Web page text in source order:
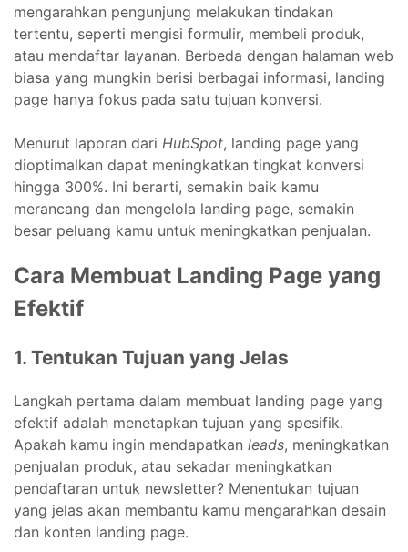
mengarahkan pengunjung melakukan tindakan
tertentu, seperti mengisi formulir, membeli produk,
atau mendaftar layanan. Berbeda dengan halaman web
biasa yang mungkin berisi berbagai informasi, landing
page hanya fokus pada satu tujuan konversi.
Menurut laporan dari HubSpot, landing page yang
dioptimalkan dapat meningkatkan tingkat konversi
hingga 300%. Ini berarti, semakin baik kamu
merancang dan mengelola landing page, semakin
besar peluang kamu untuk meningkatkan penjualan.
Cara Membuat Landing Page yang
Efektif
1. Tentukan Tujuan yang Jelas
Langkah pertama dalam membuat landing page yang
efektif adalah menetapkan tujuan yang spesifik.
Apakah kamu ingin mendapatkan leads, meningkatkan
penjualan produk, atau sekadar meningkatkan
pendaftaran untuk newsletter? Menentukan tujuan
yang jelas akan membantu kamu mengarahkan desain
dan konten landing page.